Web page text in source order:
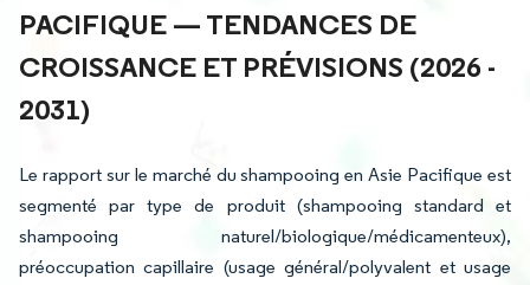
PACIFIQUE — TENDANCES DE
CROISSANCE ET PRÉVISIONS (2026 -
2031)
Le rapport sur le marché du shampooing en Asie Pacifique est
segmenté par type de produit (shampooing standard et
shampooing naturel/biologique/médicamenteux),
préoccupation capillaire (usage général/polyvalent et usage